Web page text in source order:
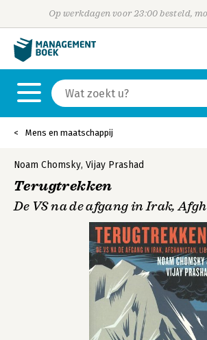
Op werkdagen voor 23:00 besteld,
Mens en maatschappij
Noam Chomsky, Vijay Prashad
Terugtrekken
De VS na de afgang in Irak,